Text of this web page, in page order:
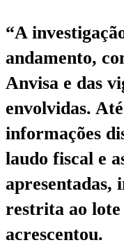
“A
andamento,
Anvisa e das
envolvidas.
informações
laudo fiscal e
apresentadas,
restrita ao
acrescentou.